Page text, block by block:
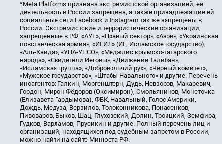
*Meta Platforms признана экстремистской организацией, её
деятельность в России запрещена, а также принадлежащие ей
социальные сети Facebook и Instagram так же запрещены в
России. Экстремистские и террористические организации,
запрещенные в РФ: «АУЕ», «Правый сектор», «Азов», «Украинская
повстанческая армия», «ИГИЛ» (ИГ, Исламское государство),
«Аль-Каида», «УНА-УНСО», «Меджлис крымско-татарского
народа», «Свидетели Иеговы», «Движение Талибан»,
«Исламская группа», «Добровольчий рух», «Чёрный комитет»,
«Мужское государство», «Штабы Навального» и другие. Перечень
иноагентов: Галкин, Моргенштерн, Дудь, Невзоров, Макаревич,
Гордон, Мирон Фёдоров (Оксимирон), Смольянинов, Монеточка
(Елизавета Гардымова), ФБК, Навальный, Голос Америки,
Дождь, Медуза, Верзилов, Толоконникова, Понасенков,
Пивоваров, Быков, Шац, Глуховский, Долин, Троицкий, Земфира,
Гудков, Варламов, Прусикин и другие. Полный перечень лиц и
организаций, находящихся под судебным запретом в России,
можно найти на сайте Минюста РФ.